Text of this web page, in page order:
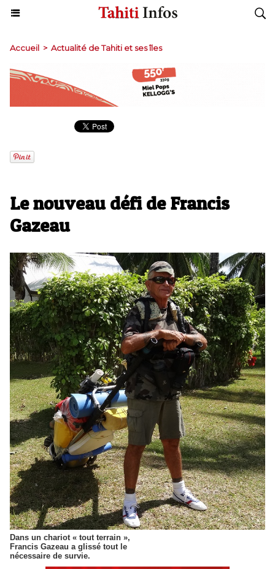
Accueil > Actualité de Tahiti et ses îles
Le nouveau défi de Francis
Gazeau
Dans un chariot « tout terrain »,
Francis Gazeau a glissé tout le
nécessaire de survie.